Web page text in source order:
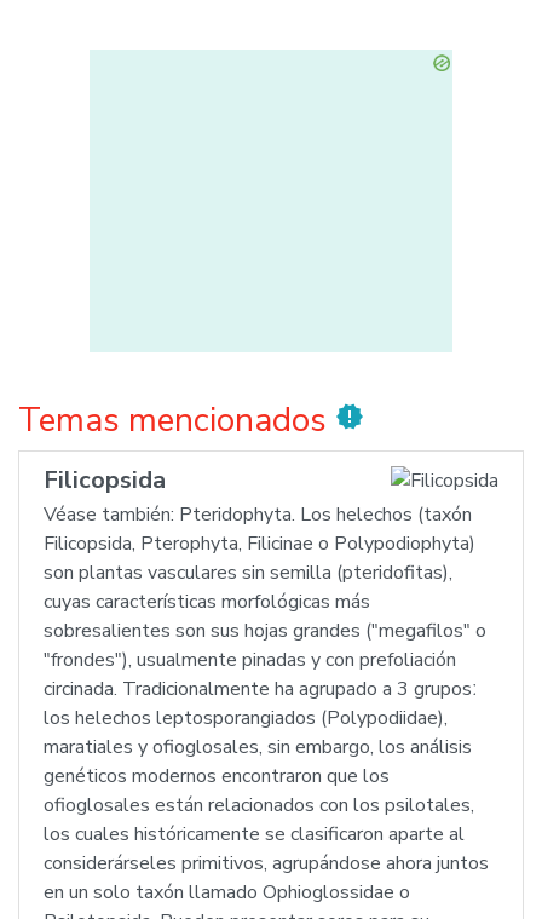
Temas mencionados new_releases
Filicopsida
Véase también: Pteridophyta. Los helechos (taxón
Filicopsida, Pterophyta, Filicinae o Polypodiophyta)
son plantas vasculares sin semilla (pteridofitas),
cuyas características morfológicas más
sobresalientes son sus hojas grandes ("megafilos" o
"frondes"), usualmente pinadas y con prefoliación
circinada. Tradicionalmente ha agrupado a 3 gruposː
los helechos leptosporangiados (Polypodiidae),
maratiales y ofioglosales, sin embargo, los análisis
genéticos modernos encontraron que los
ofioglosales están relacionados con los psilotales,
los cuales históricamente se clasificaron aparte al
considerárseles primitivos, agrupándose ahora juntos
en un solo taxón llamado Ophioglossidae o